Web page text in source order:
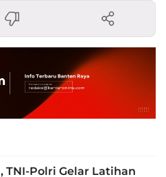
TNI-Polri Gelar Latihan